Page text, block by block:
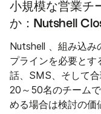
小規模な営業チ
か：Nutshell
Nutshell 、組み込み
プラインを必要と
話、SMS、そして合
20～50名のチーム
める場合は検討の価